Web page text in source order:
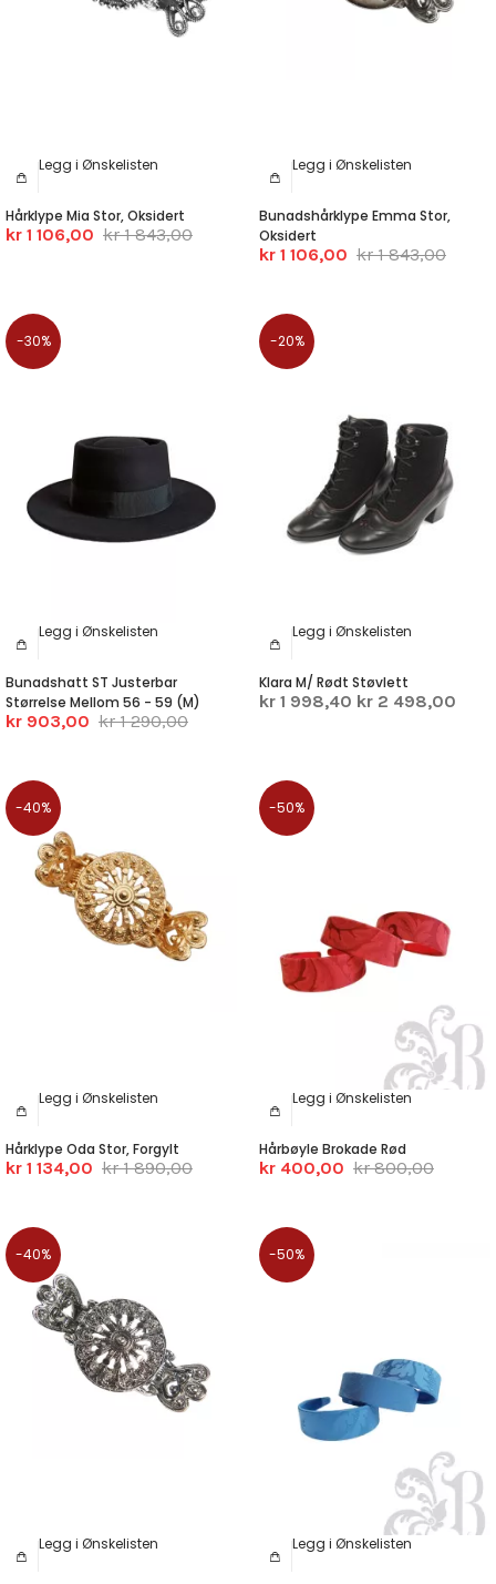
Legg i Ønskelisten
Hårklype Mia Stor, Oksidert
kr 1 106,00 kr 1 843,00
Legg i Ønskelisten
Bunadshårklype Emma Stor,
Oksidert
kr 1 106,00 kr 1 843,00
-30%
Legg i Ønskelisten
Bunadshatt ST Justerbar
Størrelse Mellom 56 - 59 (M)
kr 903,00 kr 1 290,00
-20%
Legg i Ønskelisten
Klara M/ Rødt Støvlett
kr 1 998,40 kr 2 498,00
-40%
Legg i Ønskelisten
Hårklype Oda Stor, Forgylt
kr 1 134,00 kr 1 890,00
-50%
Legg i Ønskelisten
Hårbøyle Brokade Rød
kr 400,00 kr 800,00
-40%
Legg i Ønskelisten
-50%
Legg i Ønskelisten